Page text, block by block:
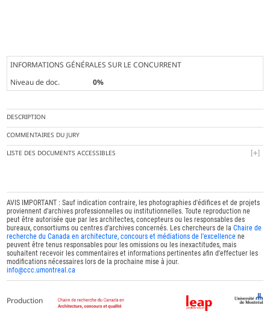
INFORMATIONS GÉNÉRALES SUR LE CONCURRENT
Niveau de doc.
0%
DESCRIPTION
COMMENTAIRES DU JURY
LISTE DES DOCUMENTS ACCESSIBLES
AVIS IMPORTANT : Sauf indication contraire, les photographies d'édifices et de projets
proviennent d'archives professionnelles ou institutionnelles. Toute reproduction ne
peut être autorisée que par les architectes, concepteurs ou les responsables des
bureaux, consortiums ou centres d'archives concernés. Les chercheurs de laChaire de
recherche du Canada en architecture, concours et médiations de l'excellence ne
peuvent être tenus responsables pour les omissions ou les inexactitudes, mais
souhaitent recevoir les commentaires et informations pertinentes afin d'effectuer les
modifications nécessaires lors de la prochaine mise à jour.
info@ccc.umontreal.ca
Production